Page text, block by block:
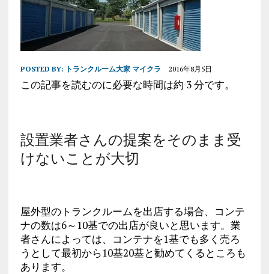
POSTED BY: トランクルーム大家 マイクラ 2016年8月5日
この記事を読むのに必要な時間は約 3 分です。
設置業者さんの提案をそのまま受
けないことが大切
屋外型のトランクルームを出店する場合、コンテ
ナの数は6～10基での出店が良いと思います。業
者さんによっては、コンテナを1基でも多く売ろ
うとして最初から10基20基と勧めてくるところも
あります。